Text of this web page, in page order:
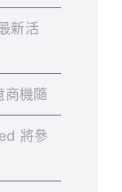
新活
商機隨
將參